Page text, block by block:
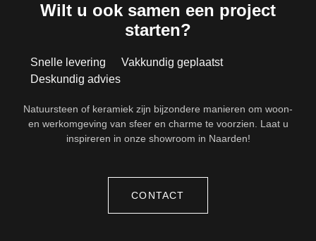
Wilt u ook samen een project
starten?
Snelle levering
Vakkundig geplaatst
Deskundig advies
Natuursteen of keramiek zijn bijzondere manieren om woon-
en werkomgeving van sfeer en charme te voorzien. Laat u
inspireren in onze showroom in Naarden!
CONTACT